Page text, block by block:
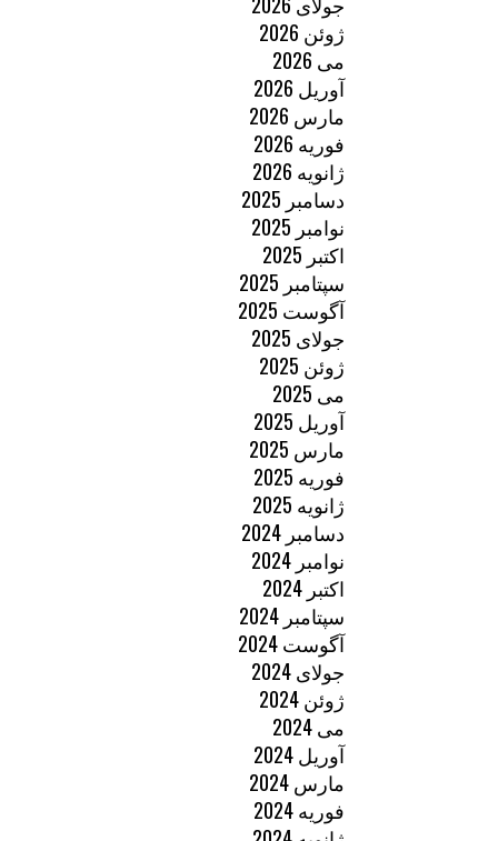
ژوئن 2026
می 2026
آوریل 2026
مارس 2026
فوریه 2026
ژانویه 2026
دسامبر 2025
نوامبر 2025
اکتبر 2025
سپتامبر 2025
آگوست 2025
جولای 2025
ژوئن 2025
می 2025
آوریل 2025
مارس 2025
فوریه 2025
ژانویه 2025
دسامبر 2024
نوامبر 2024
اکتبر 2024
سپتامبر 2024
آگوست 2024
جولای 2024
ژوئن 2024
می 2024
آوریل 2024
مارس 2024
فوریه 2024